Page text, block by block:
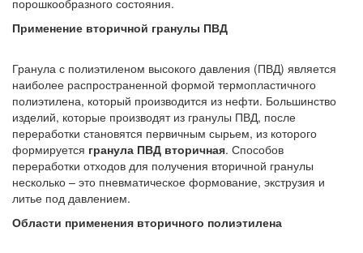
Применение вторичной гранулы ПВД
Гранула с полиэтиленом высокого давления (ПВД) является
наиболее распространенной формой термопластичного
полиэтилена, который производится из нефти. Большинство
изделий, которые производят из гранулы ПВД, после
переработки становятся первичным сырьем, из которого
формируется гранула ПВД вторичная. Способов
переработки отходов для получения вторичной гранулы
несколько – это пневматическое формование, экструзия и
литье под давлением.
Области применения вторичного полиэтилена